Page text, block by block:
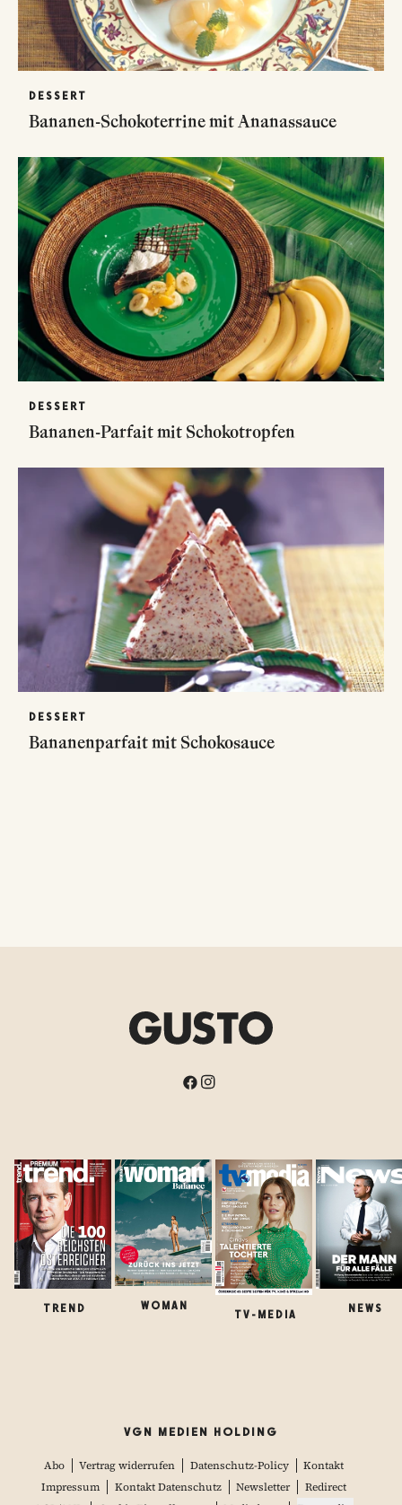
DESSERT
Bananen-Schokoterrine mit Ananassauce
DESSERT
Bananen-Parfait mit Schokotropfen
DESSERT
Bananenparfait mit Schokosauce
TREND WOMAN
TV-MEDIA
NEWS
VGN MEDIEN HOLDING
Abo Vertrag widerrufen Datenschutz-Policy
Kontakt
Impressum
Kontakt Datenschutz Newsletter
Redirect